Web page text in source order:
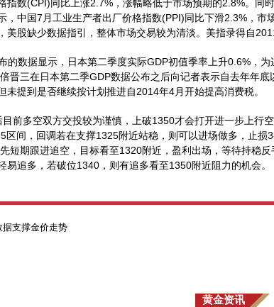
指数(CPI) 同比上涨2.7% ，涨幅略低于市场预期的2.8%。同时
，中国 7 月工业生产者出厂价格指数(PPI) 同比下滑2.3% ，市
美股缺少数据指引，整体市场交易较为清淡。 美指录得自
的数据显示，日本第二季度实际GDP初值季率上升0.6%，为
晋三在日本第二季GDP数据公布之后向记者表示自去年年底
未提到是否继续按计划推进自 2014年4月开始提高消费税。
前多空双方交投较为谨慎，上破1350才会打开进一步上行
区间，回调若在支撑1325附近站稳，则可以进场做多，止损
短期跟进追空，目标看至1320附近，盈利出场，等待持稳
易追多，若破位1340 ，则有追多看至 1350附近阻力的机会。
据支撑金价走势
黄金资讯